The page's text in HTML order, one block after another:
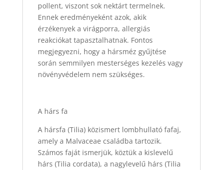
pollent, viszont sok nektárt termelnek.
Ennek eredményeként azok, akik
érzékenyek a virágporra, allergiás
reakciókat tapasztalhatnak. Fontos
megjegyezni, hogy a hársméz gyűjtése
során semmilyen mesterséges kezelés vagy
növényvédelem nem szükséges.
A hárs fa
A hársfa (Tilia) közismert lombhullató fafaj,
amely a Malvaceae családba tartozik.
Számos faját ismerjük, köztük a kislevelű
hárs (Tilia cordata), a nagylevelű hárs (Tilia